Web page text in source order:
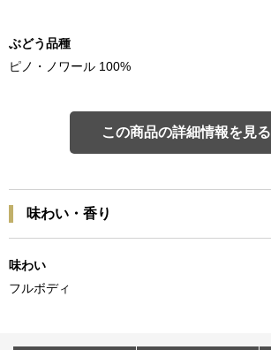
ぶどう品種
ピノ・ノワール 100%
この商品の詳細情報を見る
味わい・香り
味わい
フルボディ